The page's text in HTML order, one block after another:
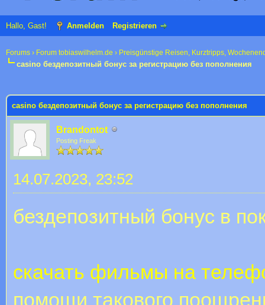
Hallo, Gast! Anmelden Registrieren
Forums › Forum tobiaswilhelm.de › Preisgünstige Reisen, Kurztripps,
casino бездепозитный бонус за регистрацию без пополнения
casino бездепозитный бонус за регистрацию без пополнения
Brandontot
Posting Freak
14.07.2023, 23:52
бездепозитный бонус в
скачать фильмы на
помощи такового